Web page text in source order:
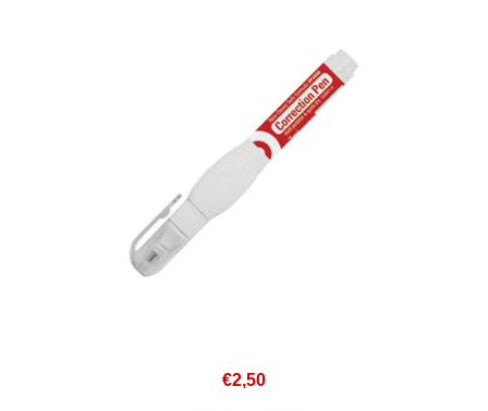
€2,50